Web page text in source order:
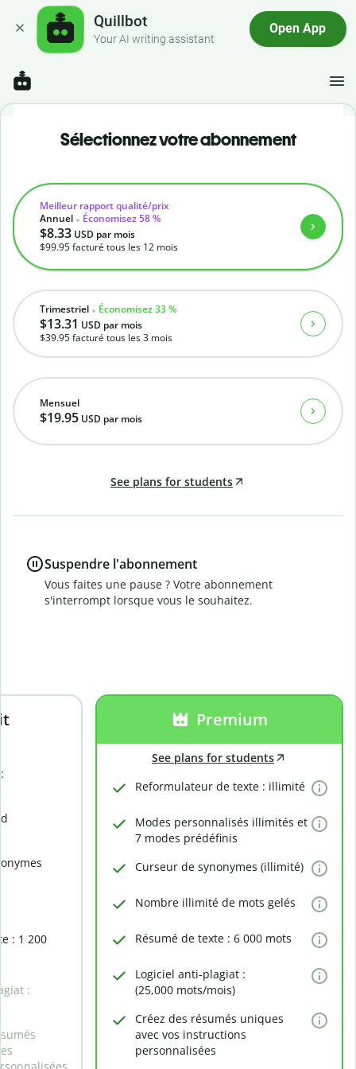
Quillbot
Your AI writing assistant
Open App
: 1 200
:
Premium
See plans for students
Reformulateur de texte : illimité
Modes personnalisés illimités et
7 modes prédéfinis
Curseur de synonymes (illimité)
Nombre illimité de mots gelés
Résumé de texte : 6 000 mots
Logiciel anti-plagiat :
(25,000 mots/mois)
Créez des résumés uniques
avec vos instructions
personnalisées
Sélectionnez votre abonnement
Mensuel
$19.95 USD par mois
Trimestriel Économisez 33 %
$13.31 USD par mois
$39.95facturé tous les 3 mois
Meilleur rapport qualité/prix
Annuel
Économisez 58 %
$8.33 USD par mois
$99.95facturé tous les 12 mois
See plans for students
Suspendre l'abonnement
Vous faites une pause ? Votre abonnement
s'interrompt lorsque vous le souhaitez.